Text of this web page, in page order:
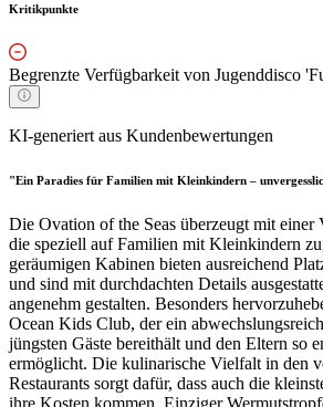
Kritikpunkte
Begrenzte Verfügbarkeit von Jugenddisco
KI-generiert aus Kundenbewertungen
"Ein Paradies für Familien mit Kleinkindern –
Die Ovation of the Seas überzeugt mit einer
die speziell auf Familien mit Kleinkindern
geräumigen Kabinen bieten ausreichend
und sind mit durchdachten Details
angenehm gestalten. Besonders
Ocean Kids Club, der ein
jüngsten Gäste bereithält und den Eltern so
ermöglicht. Die kulinarische Vielfalt in den
Restaurants sorgt dafür, dass auch die
ihre Kosten kommen. Einziger